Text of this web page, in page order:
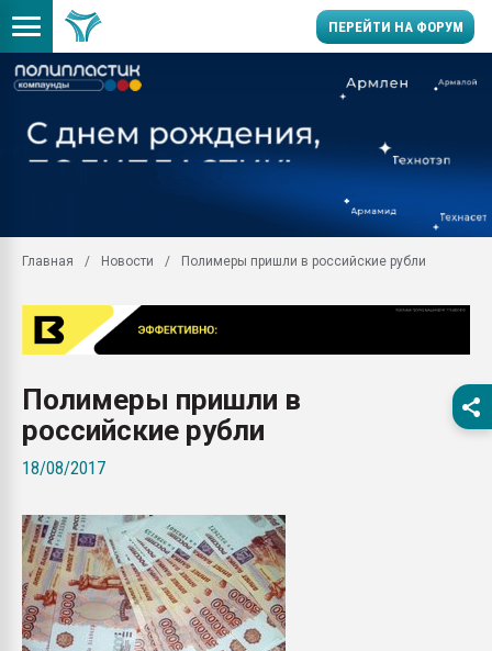
ПЕРЕЙТИ НА ФОРУМ
заводу пластмасс"
Помощь в подборе
Вакуум-формовочные
первый план в
Главная Новости Полимеры пришли в российские рубли
Полимеры пришли в
российские рубли
18/08/2017